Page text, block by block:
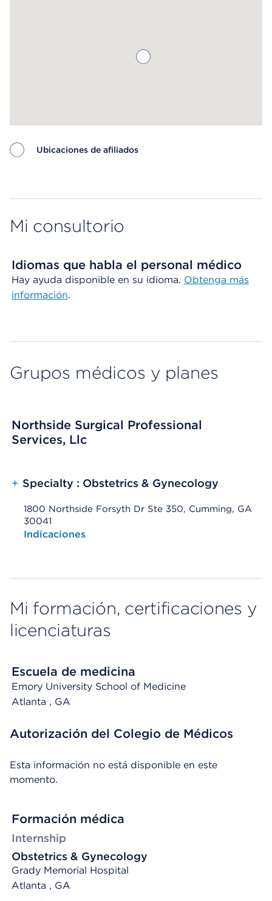
Ubicaciones de afiliados
Mi consultorio
Idiomas que habla el personal médico
Hay ayuda disponible en su idioma. Obtenga más
información.
Grupos médicos y planes
Northside Surgical Professional
Services, Llc
+ Specialty : Obstetrics & Gynecology
1800 Northside Forsyth Dr Ste 350, Cumming, GA
30041
Opens native map application on mobile devices
Indicaciones
Mi formación, certificaciones y
licenciaturas
Escuela de medicina
Emory University School of Medicine
Atlanta , GA
Autorización del Colegio de Médicos
Esta información no está disponible en este
momento.
Formación médica
Internship
Obstetrics & Gynecology
Grady Memorial Hospital
Atlanta , GA